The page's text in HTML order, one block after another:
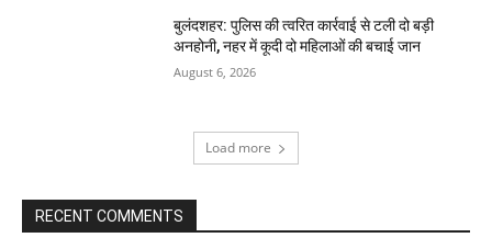
बुलंदशहर: पुलिस की त्वरित कार्रवाई से टली दो बड़ी
अनहोनी, नहर में कूदी दो महिलाओं की बचाई जान
August 6, 2026
Load more
RECENT COMMENTS